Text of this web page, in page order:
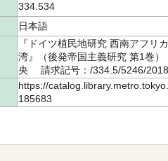
334.534
日本語
『ドイツ植民地研究 西南アフリ
湾』（後発帝国主義研究 第1
央 請求記号：/334.5/5246/
https://
185683